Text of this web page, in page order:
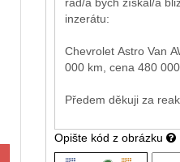
Opište kód z obrázku